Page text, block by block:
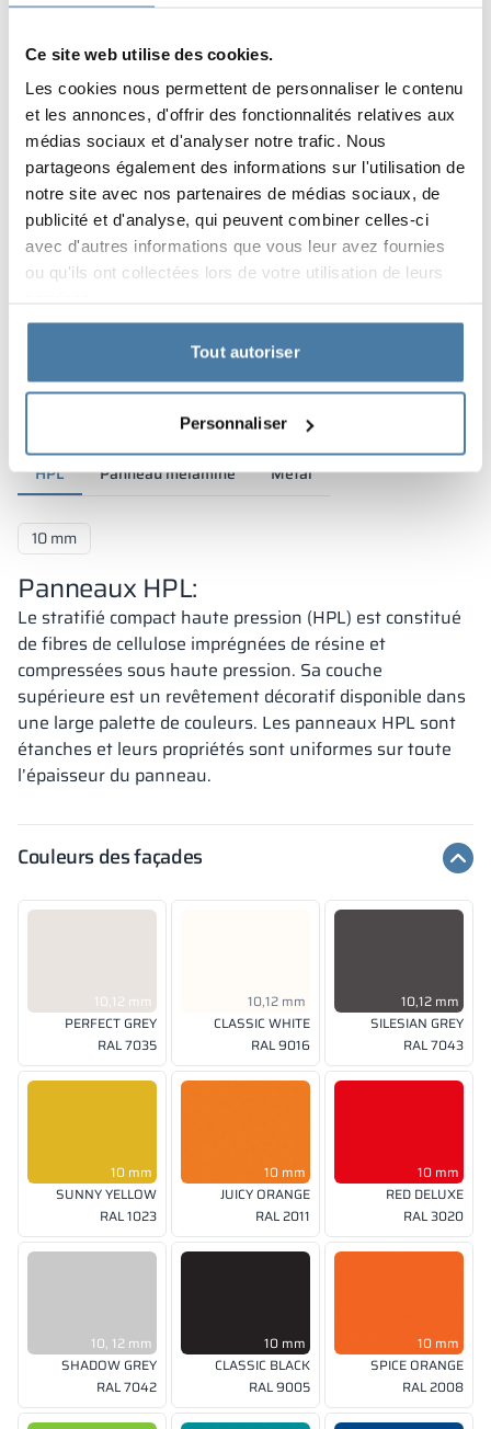
Ce site web utilise des cookies.
Les cookies nous permettent de personnaliser le contenu
et les annonces, d'offrir des fonctionnalités relatives aux
médias sociaux et d'analyser notre trafic. Nous
partageons également des informations sur l'utilisation de
notre site avec nos partenaires de médias sociaux, de
publicité et d'analyse, qui peuvent combiner celles-ci
avec d'autres informations que vous leur avez fournies
ou qu'ils ont collectées lors de votre utilisation de leurs
Tout autoriser
Personnaliser
Matériaux et couleurs
HPL Panneau mélaminé Métal
10 mm
Panneaux HPL:
Le stratifié compact haute pression (HPL) est constitué
de fibres de cellulose imprégnées de résine et
compressées sous haute pression. Sa couche
supérieure est un revêtement décoratif disponible dans
une large palette de couleurs. Les panneaux HPL sont
étanches et leurs propriétés sont uniformes sur toute
l’épaisseur du panneau.
Couleurs des façades
10,12 mm
PERFECT GREY
RAL 7035
10,12 mm
CLASSIC WHITE
RAL 9016
10,12 mm
SILESIAN GREY
RAL 7043
10 mm
SUNNY YELLOW
RAL 1023
10 mm
JUICY ORANGE
RAL 2011
10 mm
RED DELUXE
RAL 3020
10, 12 mm
SHADOW GREY
RAL 7042
10 mm
CLASSIC BLACK
RAL 9005
10 mm
SPICE ORANGE
RAL 2008